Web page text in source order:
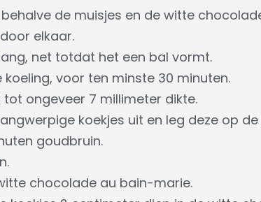
de muisjes en de witte
elkaar.
net totdat het een bal vormt.
koeling, voor ten minste 30 minuten.
ongeveer 7 millimeter dikte.
koekjes uit en leg deze op
goudbruin.
chocolade au bain-marie.